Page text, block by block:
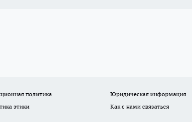
политика
Юридическая информация
этики
Как с нами связаться